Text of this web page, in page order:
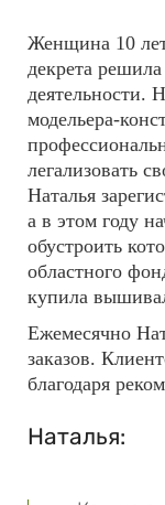
Женщина 10
декрета
деятельности.
модельера-
легализовать
Наталья
а в этом году
обустроить
областного
купила
Ежемесячно
заказов.
благодаря
Наталья: